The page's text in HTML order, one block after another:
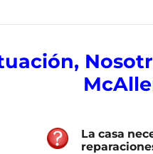
La casa